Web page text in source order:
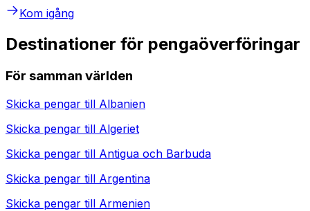
Kom igång
Destinationer för pengaöverföringar
För samman världen
Skicka pengar till Albanien
Skicka pengar till Algeriet
Skicka pengar till Antigua och Barbuda
Skicka pengar till Argentina
Skicka pengar till Armenien